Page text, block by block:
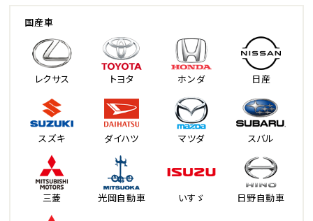
国産車
レクサス トヨタ ホンダ 日産
スズキ ダイハツ マツダ スバル
三菱 光岡自動車 いすゞ 日野自動車